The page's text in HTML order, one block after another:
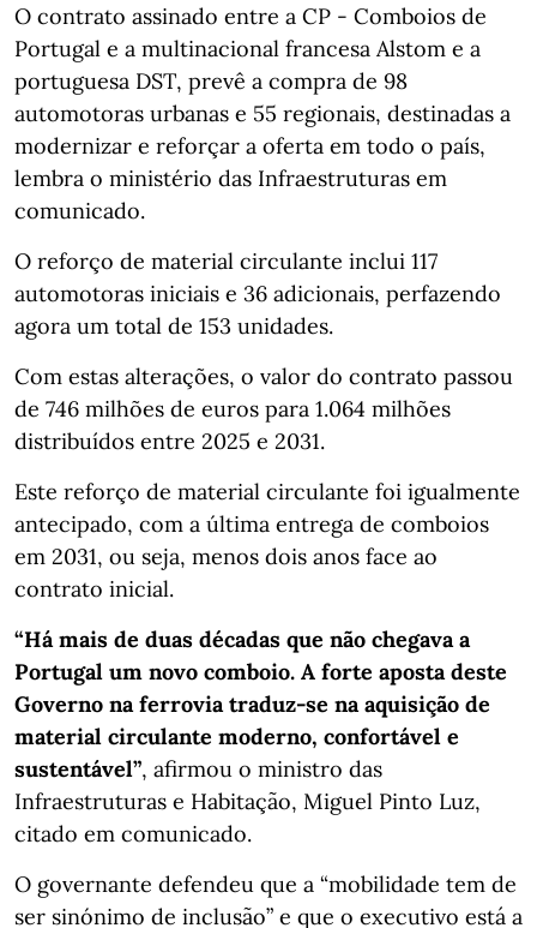
O contrato assinado entre a CP - Comboios de
Portugal e a multinacional francesa Alstom e a
portuguesa DST, prevê a compra de 98
automotoras urbanas e 55 regionais, destinadas a
modernizar e reforçar a oferta em todo o país,
lembra o ministério das Infraestruturas em
comunicado.
O reforço de material circulante inclui 117
automotoras iniciais e 36 adicionais, perfazendo
agora um total de 153 unidades.
Com estas alterações, o valor do contrato passou
de 746 milhões de euros para 1.064 milhões
distribuídos entre 2025 e 2031.
Este reforço de material circulante foi igualmente
antecipado, com a última entrega de comboios
em 2031, ou seja, menos dois anos face ao
contrato inicial.
“Há mais de duas décadas que não chegava a
Portugal um novo comboio. A forte aposta deste
Governo na ferrovia traduz-se na aquisição de
material circulante moderno, confortável e
sustentável”, afirmou o ministro das
Infraestruturas e Habitação, Miguel Pinto Luz,
citado em comunicado.
O governante defendeu que a “mobilidade tem de
ser sinónimo de inclusão” e que o executivo está a